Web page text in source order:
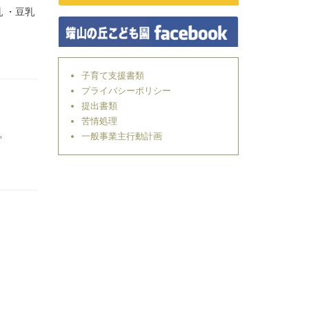
・豆乳
子育て支援書類
プライバシーポリシー
提出書類
苦情処理
一般事業主行動計画